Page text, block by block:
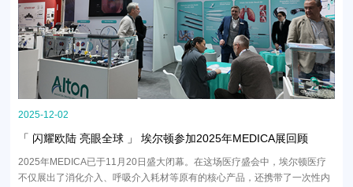
2025-12-02
「 闪耀欧陆 亮眼全球 」 埃尔顿参加2025年MEDICA展回顾
2025年MEDICA已于11月20日盛大闭幕。在这场医疗盛会中，埃尔顿医疗
不仅展出了消化介入、呼吸介入耗材等原有的核心产品，还携带了一次性内